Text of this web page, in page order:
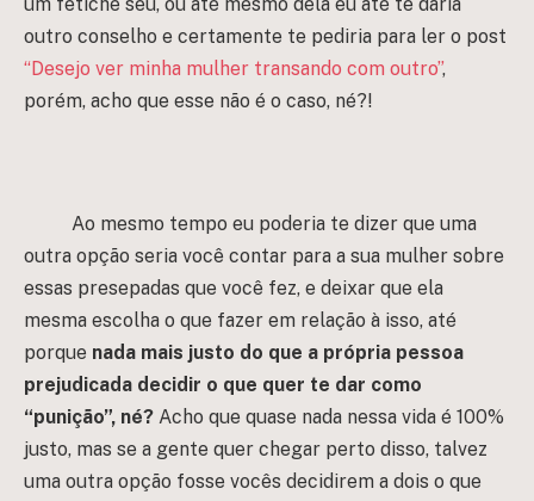
outro conselho e certamente te pediria para ler o post
“Desejo ver minha mulher transando com outro”,
porém, acho que esse não é o caso, né?!
Ao mesmo tempo eu poderia te dizer que uma
outra opção seria você contar para a sua mulher sobre
essas presepadas que você fez, e deixar que ela
mesma escolha o que fazer em relação à isso, até
porque nada mais justo do que a própria pessoa
prejudicada decidir o que quer te dar como
“punição”, né? Acho que quase nada nessa vida é 100%
justo, mas se a gente quer chegar perto disso, talvez
uma outra opção fosse vocês decidirem a dois o que